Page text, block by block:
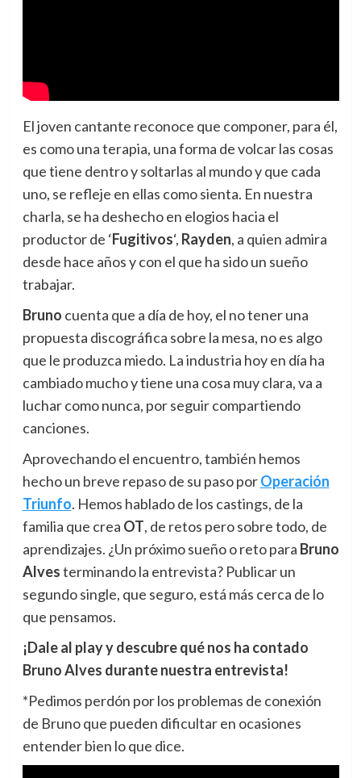
El joven cantante reconoce que componer, para él,
es como una terapia, una forma de volcar las cosas
que tiene dentro y soltarlas al mundo y que cada
uno, se refleje en ellas como sienta. En nuestra
charla, se ha deshecho en elogios hacia el
productor de ‘Fugitivos‘, Rayden, a quien admira
desde hace años y con el que ha sido un sueño
trabajar.
Bruno cuenta que a día de hoy, el no tener una
propuesta discográfica sobre la mesa, no es algo
que le produzca miedo. La industria hoy en día ha
cambiado mucho y tiene una cosa muy clara, va a
luchar como nunca, por seguir compartiendo
canciones.
Aprovechando el encuentro, también hemos
hecho un breve repaso de su paso porOperación
Triunfo. Hemos hablado de los castings, de la
familia que crea OT, de retos pero sobre todo, de
aprendizajes. ¿Un próximo sueño o reto para Bruno
Alvesterminando la entrevista? Publicar un
segundo single, que seguro, está más cerca de lo
que pensamos.
¡Dale al play y descubre qué nos ha contado
Bruno Alves durante nuestra entrevista!
*Pedimos perdón por los problemas de conexión
de Bruno que pueden dificultar en ocasiones
entender bien lo que dice.